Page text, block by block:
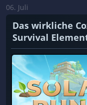
06. Juli
Das wirkliche
Survival